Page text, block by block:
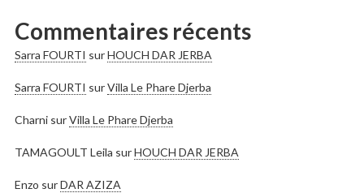
Commentaires récents
Sarra FOURTI surHOUCH DAR JERBA
Sarra FOURTI surVilla Le Phare Djerba
CharnisurVilla Le Phare Djerba
TAMAGOULT Leila surHOUCH DAR JERBA
Enzo surDAR AZIZA